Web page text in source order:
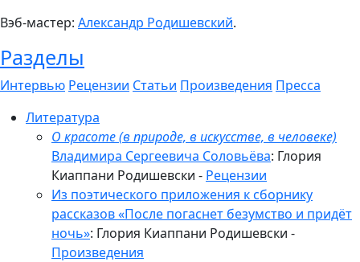
Вэб-мастер: Александр Родишевский.
Разделы
Интервью Рецензии Статьи Произведения Пресса
Литература
О красоте (в природе, в искусстве, в человеке)
Владимира Сергеевича Соловьёва: Глория
Киаппани Родишевски - Рецензии
Из поэтического приложения к сборнику
рассказов «После погаснет безумство и придёт
ночь»: Глория Киаппани Родишевски -
Произведения